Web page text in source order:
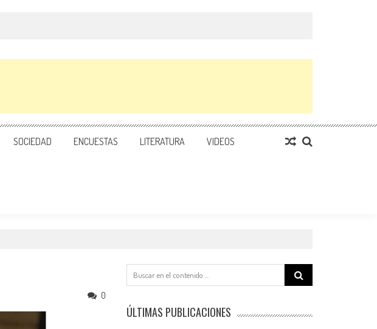
SOCIEDAD ENCUESTAS LITERATURA VIDEOS
0
Search
for:
ÚLTIMAS PUBLICACIONES